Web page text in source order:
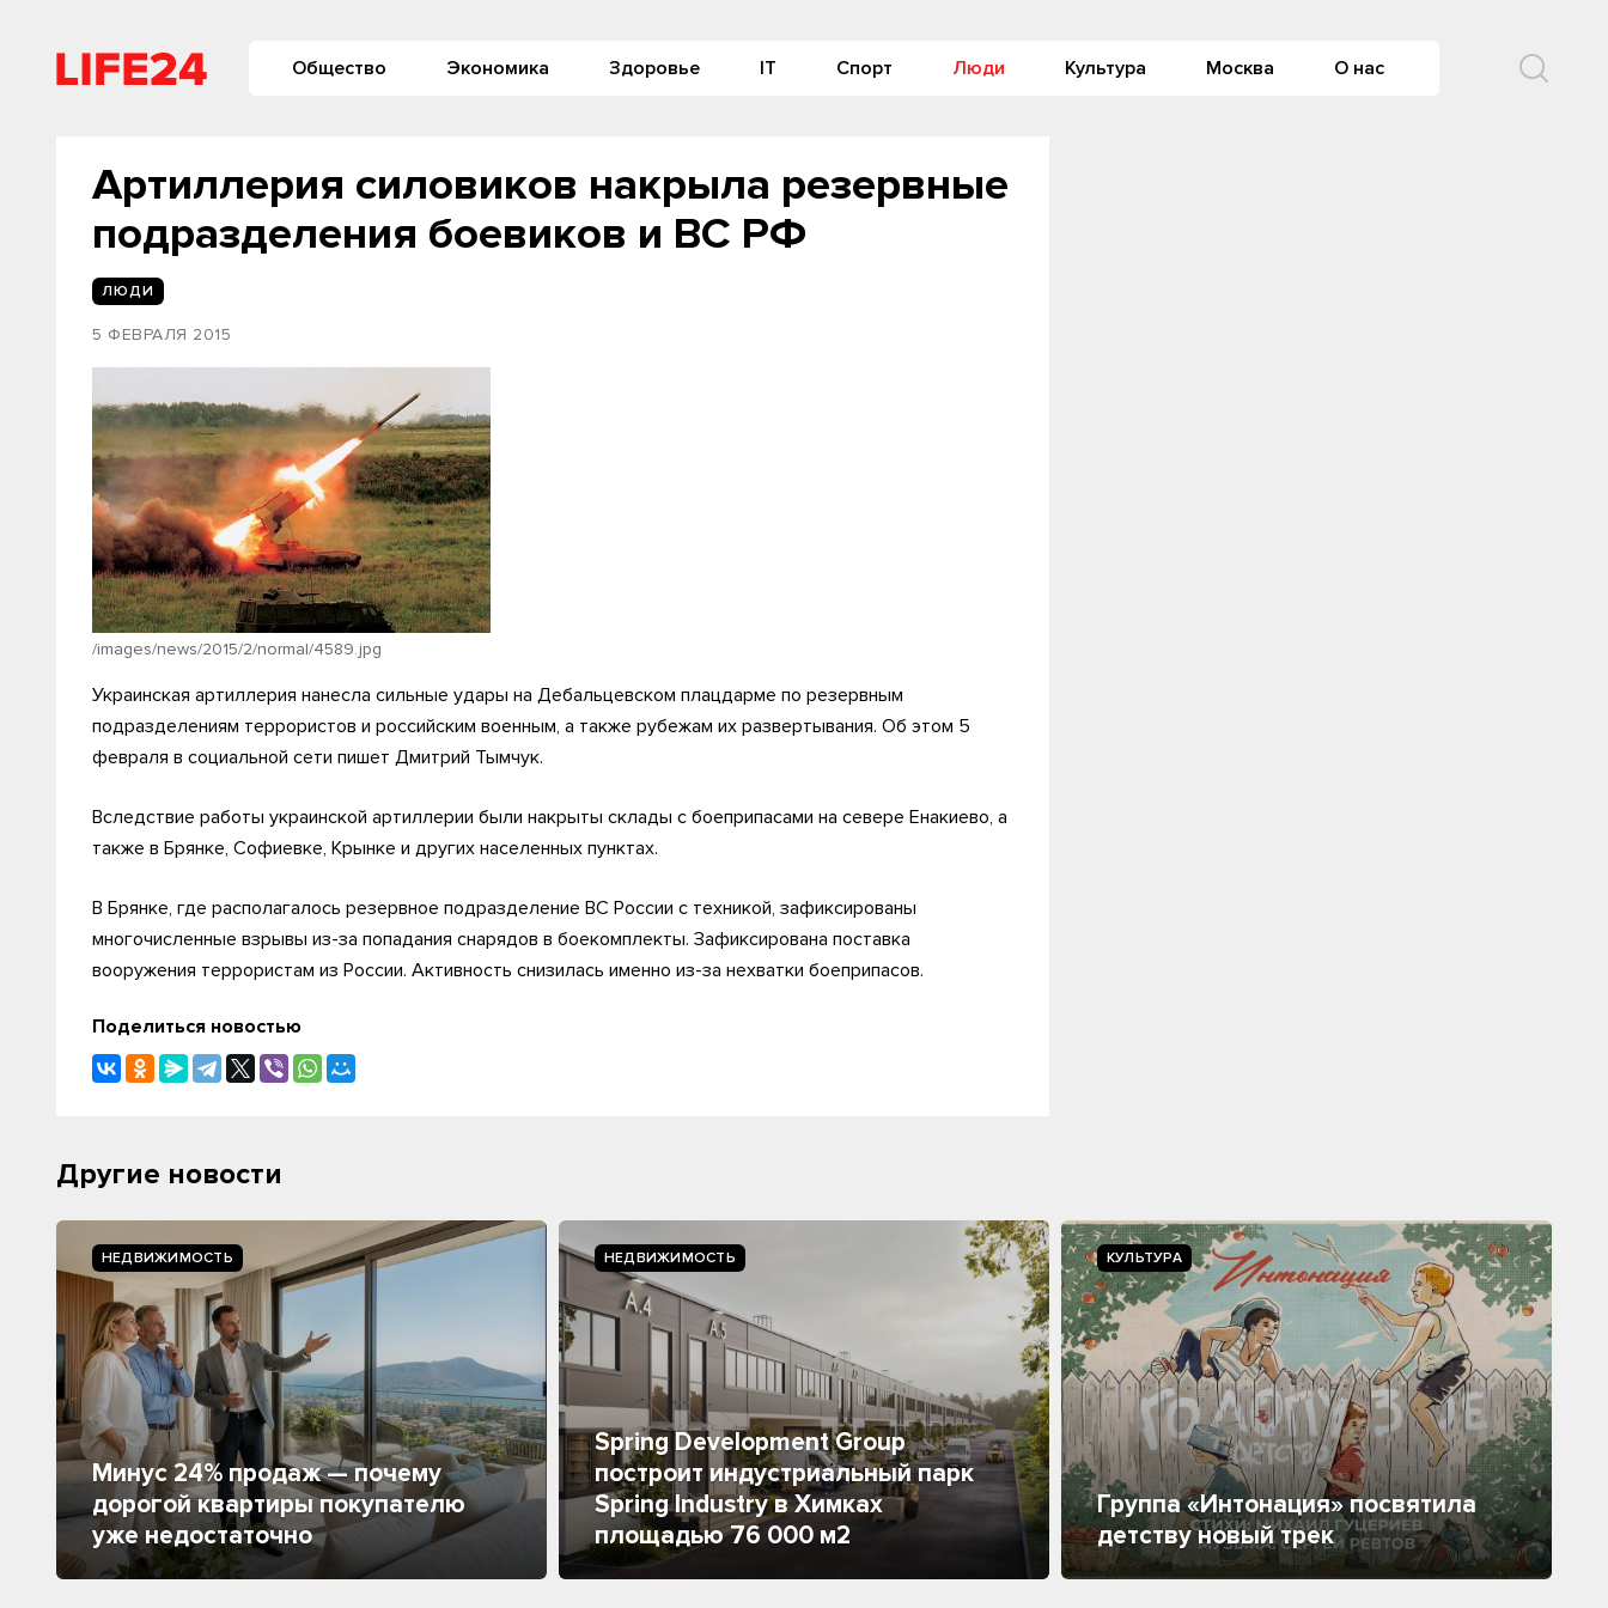
Общество Экономика Здоровье IT Спорт Люди Культура Москва О нас
Артиллерия силовиков накрыла резервные
подразделения боевиков и ВС РФ
ЛЮДИ
5 ФЕВРАЛЯ 2015
/images/news/2015/2/normal/4589.jpg
Украинская артиллерия нанесла сильные удары на Дебальцевском плацдарме по резервным
подразделениям террористов и российским военным, а также рубежам их развертывания. Об этом 5
февраля в социальной сети пишет Дмитрий Тымчук.
Вследствие работы украинской артиллерии были накрыты склады с боеприпасами на севере Енакиево, а
также в Брянке, Софиевке, Крынке и других населенных пунктах.
В Брянке, где располагалось резервное подразделение ВС России с техникой, зафиксированы
многочисленные взрывы из-за попадания снарядов в боекомплекты. Зафиксирована поставка
вооружения террористам из России. Активность снизилась именно из-за нехватки боеприпасов.
Поделиться новостью
Другие новости
НЕДВИЖИМОСТЬ
Минус 24% продаж — почему
дорогой квартиры покупателю
уже недостаточно
НЕДВИЖИМОСТЬ
Spring Development Group
построит индустриальный парк
Spring Industry в Химках
площадью 76 000 м2
КУЛЬТУРА
Группа «Интонация» посвятила
детству новый трек